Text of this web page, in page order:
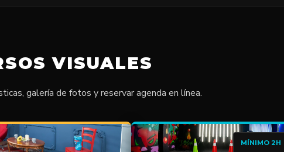
VISUALES
galería de fotos y reservar agenda en línea.
MÍNIMO 2H